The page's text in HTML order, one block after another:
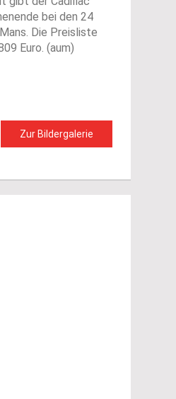
bei den 24
Die Preisliste
Euro. (aum)
Zur Bildergalerie